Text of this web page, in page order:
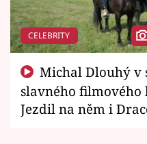
CELEBRITY
slavného filmového
Jezdil na něm i